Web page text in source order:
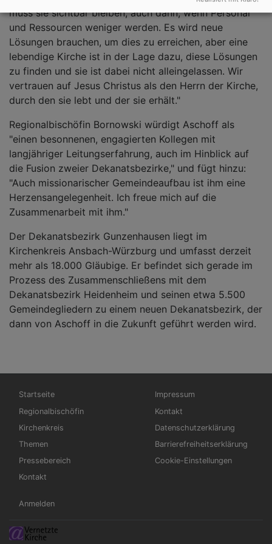
muss sie sichtbar bleiben, auch dann, wenn Personal
und Ressourcen weniger werden. Es wird neue
Lösungen brauchen, um dies zu erreichen, aber eine
lebendige Kirche ist in der Lage dazu, diese Lösungen
zu finden und sie ist dabei nicht alleingelassen. Wir
vertrauen auf Jesus Christus als den Herrn der Kirche,
durch den sie lebt und der sie erhält."
Regionalbischöfin Bornowski würdigt Aschoff als
"einen besonnenen, engagierten Kollegen mit
langjähriger Leitungserfahrung, auch im Hinblick auf
die Fusion zweier Dekanatsbezirke," und fügt hinzu:
"Auch missionarischer Gemeindeaufbau ist ihm eine
Herzensangelegenheit. Ich freue mich auf die
Zusammenarbeit mit ihm."
Der Dekanatsbezirk Gunzenhausen liegt im
Kirchenkreis Ansbach-Würzburg und umfasst derzeit
mehr als 18.000 Gläubige. Er befindet sich gerade im
Prozess des Zusammenschließens mit dem
Dekanatsbezirk Heidenheim und seinen etwa 5.500
Gemeindegliedern zu einem neuen Dekanatsbezirk, der
dann von Aschoff in die Zukunft geführt werden wird.
Hauptnavigation
Startseite
Regionalbischöfin
Kirchenkreis
Themen
Pressebereich
Kontakt
Fußbereichsmenü
Impressum
Kontakt
Datenschutzerklärung
Barrierefreiheitserklärung
Cookie-Einstellungen
Benutzermenü
Anmelden